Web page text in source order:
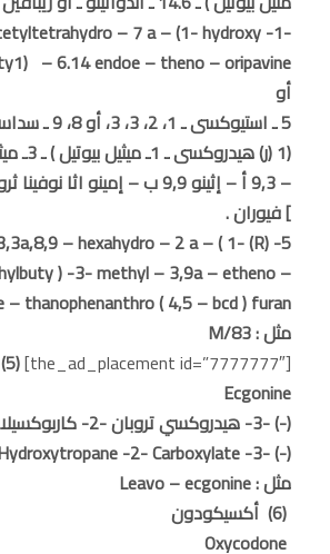
– 7 a – (1- hydroxy -1-
– 6.14 endoe – theno – oripavine
أو
] فيوران .
– hexahydro – 2 a – ( 1- (R)
) -3- methyl – 3,9a – etheno –
thanophenanthro ( 4,5 – bcd ) furan .
مثل : M/83
[the_ad_placement id=”7777777″]
(5) أسيجونين
Ecgonine
(-) -3- هيدروكسي تروبان -2- كاربوكسيلات
(-) -3- Hydroxytropane -2- Carboxylate .
مثل : Leavo – ecgonine
(6) أكسيكودون